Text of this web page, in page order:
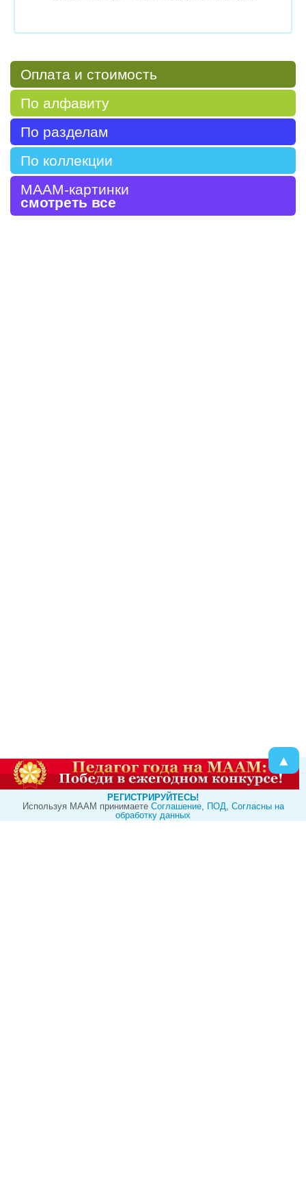
Оплата и стоимость
По алфавиту
По разделам
По коллекции
МААМ-картинки
смотреть все
▲
РЕГИСТРИРУЙТЕСЬ!
Используя МААМ принимаете Cоглашение, ПОД, Согласны на
обработку данных